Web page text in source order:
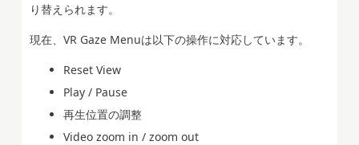
り替えられます。
現在、VR Gaze Menuは以下の操作に対応しています。
Reset View
Play / Pause
再生位置の調整
Video zoom in / zoom out